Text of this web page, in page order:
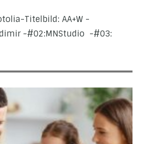
Titelbild: AA+W -
-#02:MNStudio -#03: